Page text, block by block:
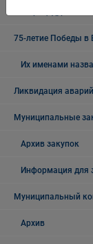
75-летие Победы в
Их именами
Ликвидация
Муниципальные
Архив закупок
Информация для
Муниципальный
Архив